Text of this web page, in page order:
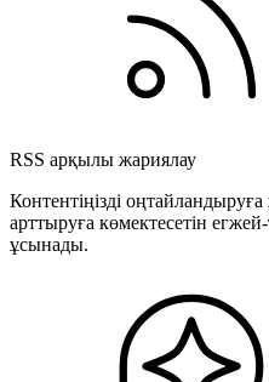
RSS арқылы жариялау
Контентіңізді
арттыруға көмектесетін
ұсынады.